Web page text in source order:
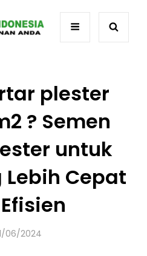
plester
? Semen
untuk
Cepat
06/2024